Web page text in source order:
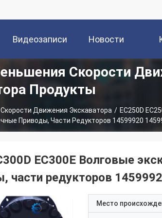
Видеозаписи Новости
Скорости
Продукты
Движения Экскаватора / EC250D
Приводы, Части Редукторов 14599920
EC300E Волговые
части редукторов
Место